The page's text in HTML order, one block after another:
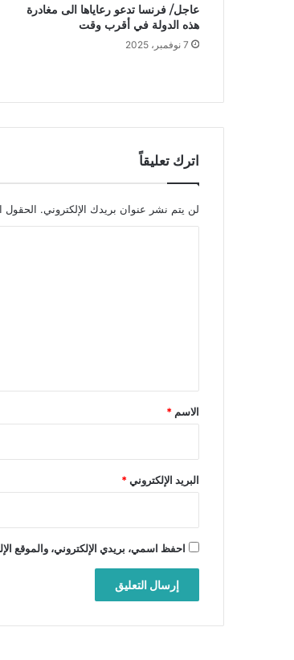
عاجل/ فرنسا تدعو رعاياها الى مغادرة
هذه الدولة في أقرب وقت
7 نوفمبر، 2025
اترك تعليقاً
لن يتم نشر عنوان بريدك الإلكتروني. الحقول
*
الاسم *
البريد الإلكتروني*
احفظ اسمي، بريدي الإلكتروني، والموقع